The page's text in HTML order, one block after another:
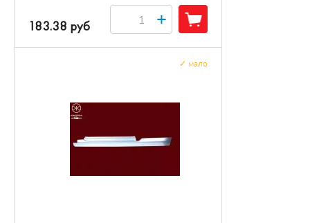
183.38 руб +
мало